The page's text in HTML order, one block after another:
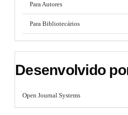
Para Autores
Para Bibliotecários
Desenvolvido
Open Journal Systems